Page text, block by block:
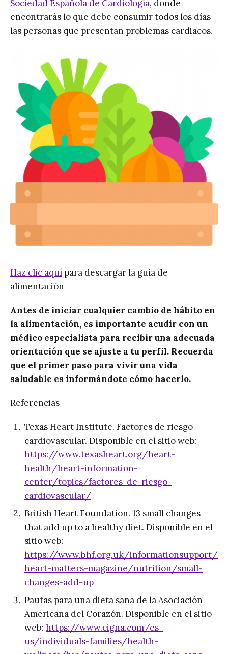
Sociedad Española de Cardiología, donde
encontrarás lo que debe consumir todos los días
las personas que presentan problemas cardiacos.
Haz clic aquí para descargar la guía de
alimentación
Antes de iniciar cualquier cambio de hábito en
la alimentación, es importante acudir con un
médico especialista para recibir una adecuada
orientación que se ajuste a tu perfil. Recuerda
que el primer paso para vivir una vida
saludable es informándote cómo hacerlo.
Referencias
Texas Heart Institute. Factores de riesgo
cardiovascular. Disponible en el sitio web:
https://www.texasheart.org/heart-
health/heart-information-
center/topics/factores-de-riesgo-
cardiovascular/
British Heart Foundation. 13 small changes
that add up to a healthy diet. Disponible en el
sitio web:
https://www.bhf.org.uk/informationsupport/
heart-matters-magazine/nutrition/small-
changes-add-up
Pautas para una dieta sana de la Asociación
Americana del Corazón. Disponible en el sitio
web: https://www.cigna.com/es-
us/individuals-families/health-